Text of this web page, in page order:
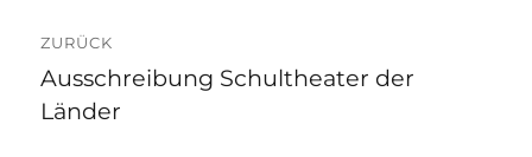
ZURÜCK
Vorheriger
Beitrag:
Ausschreibung Schultheater der
Länder